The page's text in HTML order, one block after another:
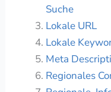
Suche
Lokale URL
Lokale
Meta
Regionales